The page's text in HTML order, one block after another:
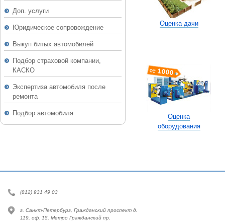
Доп. услуги
Юридическое сопровождение
Выкуп битых автомобилей
Подбор страховой компании,
КАСКО
Экспертиза автомобиля после
ремонта
Подбор автомобиля
Оценка дачи
Оценка
оборудования
(812) 931 49 03
г. Санкт-Петербург, Гражданский проспект д.
119, оф. 15, Метро Гражданский пр.